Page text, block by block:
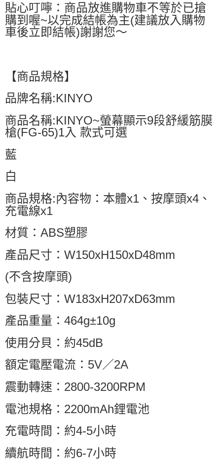
貼心叮嚀：商品放進購物車不等於已搶
購到喔~以完成結帳為主(建議放入購物
車後立即結帳)謝謝您～
【商品規格】
品牌名稱:KINYO
商品名稱:KINYO~螢幕顯示9段舒緩筋膜
槍(FG-65)1入 款式可選
藍
白
商品規格:內容物：本體x1、按摩頭x4、
充電線x1
材質：ABS塑膠
產品尺寸：W150xH150xD48mm
(不含按摩頭)
包裝尺寸：W183xH207xD63mm
產品重量：464g±10g
使用分貝：約45dB
額定電壓電流：5V／2A
震動轉速：2800-3200RPM
電池規格：2200mAh鋰電池
充電時間：約4-5小時
續航時間：約6-7小時